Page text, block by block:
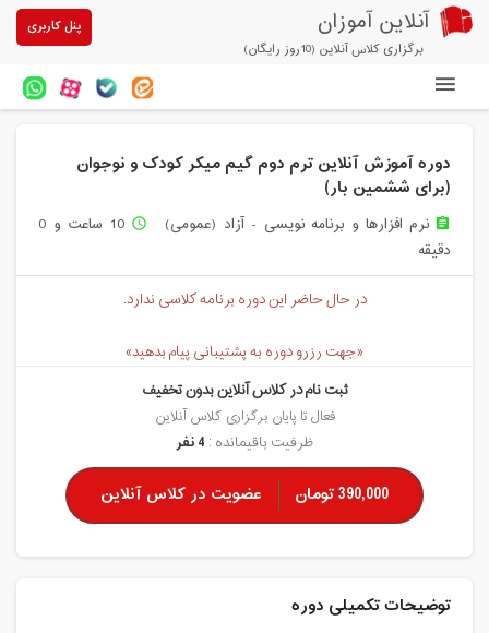
آنلاین آموزان
برگزاری کلاس آنلاین (10روز رایگان)
پنل کاربری
آزمون های آنلاین
مقالات آنلاین آموزان
پیشنهادهای ویژه
تخفیفهای مشارکتی
درباره ما
دوره آموزش آنلاین ترم دوم گیم میکر کودک و نوجوان
(برای ششمین بار)
assignment نرم افزارها و برنامه نویسی - آزاد (عمومی) access_time
10 ساعت و 0
دقیقه
در حال حاضر این دوره برنامه کلاسی ندارد.
«جهت رزرو دوره به پشتیبانی پیام بدهید»
ثبت نام در کلاس آنلاین بدون تخفیف
فعال تا پایان برگزاری کلاس آنلاین
ظرفیت باقیمانده : 4 نفر
390,000 تومان عضویت در کلاس آنلاین
توضیحات تکمیلی دوره